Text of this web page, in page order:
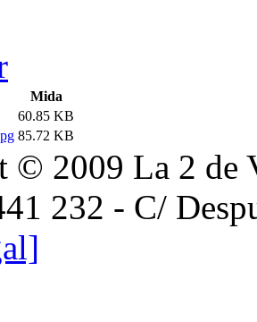
Mida
60.85 KB
85.72 KB
© 2009 La 2 de
232 - C/